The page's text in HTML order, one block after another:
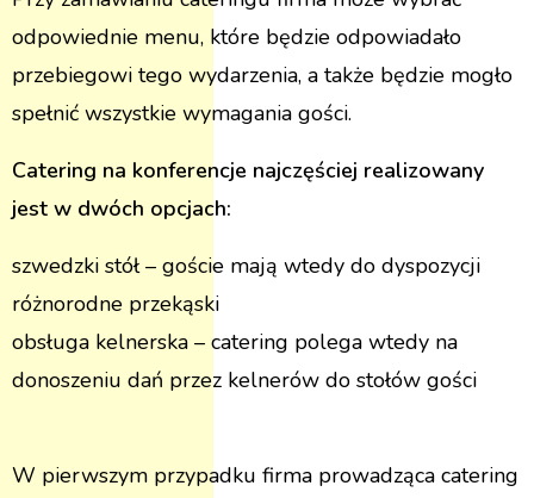
odpowiednie menu, które będzie odpowiadało
przebiegowi tego wydarzenia, a także będzie mogło
spełnić wszystkie wymagania gości.
Catering na konferencje najczęściej realizowany
jest w dwóch opcjach:
szwedzki stół – goście mają wtedy do dyspozycji
różnorodne przekąski
obsługa kelnerska – catering polega wtedy na
donoszeniu dań przez kelnerów do stołów gości
W pierwszym przypadku firma prowadząca catering